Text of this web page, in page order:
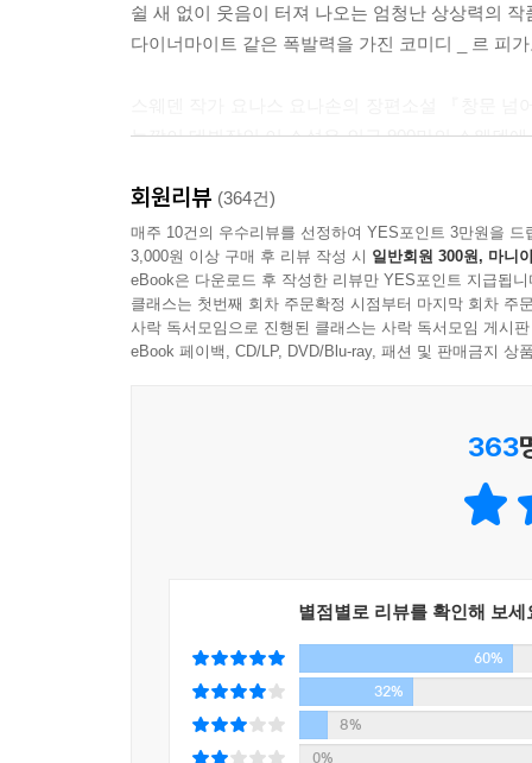
쉴 새 없이 웃음이 터져 나오는 엄청난 상상력의 작
다이너마이트 같은 폭발력을 가진 코미디 _ 르 피
늦깎이 데뷔작인 이 소설은 인구 900만의 스웨덴
『창문 넘어 도망친 100세 노인』은 1905년 스
작품이다. 급변하는 현대사의 주요 장면마다 본
현장 속으로 빨려 들어가게 한다. 계속되는 우연
어느새 이데올로기란 무엇인지, 종교란 무엇인
작품이다.
이 작품은 이제 막 백 세가 된 노인 알란이 백 번
코믹 미스터리 로드 무비와 세계사 다이제스트를
피해 도망 길에 나서게 된다. 그 과정에서 평생
[예쁜 언니] 구닐라 등 잡다한 무리가 그의 노정
형사반장이 급파된다. 백 세 노인 일행과 그들
도망치는 쪽이 여유롭기 그지없는 이 술래잡기는
회원리뷰 (364건)
매주 10건의 우수리뷰를 선정하여 YES포인트 3만원을 드
3,000원 이상 구매 후 리뷰 작성 시 일반회원 300원, 마니
eBook은 다운로드 후 작성한 리뷰만 YES포인트 지급됩니
클래스는 첫번째 회차 주문확정 시점부터 마지막 회차 주
사락 독서모임으로 진행된 클래스는 사락 독서모임 게시
eBook 페이백, CD/LP, DVD/Blu-ray, 패션 및 판매금지 상
363
별점별로 리뷰를 확인해 보세
60%
32%
8%
0%